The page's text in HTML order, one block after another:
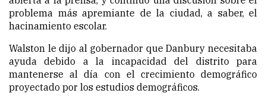
problema más apremiante de la ciudad, a saber, el
hacinamiento escolar.
Walston le dijo al gobernador que Danbury necesitaba
ayuda debido a la incapacidad del distrito para
mantenerse al día con el crecimiento demográfico
proyectado por los estudios demográficos.